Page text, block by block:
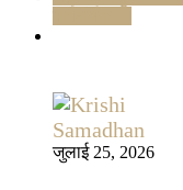
जुलाई 25, 2026